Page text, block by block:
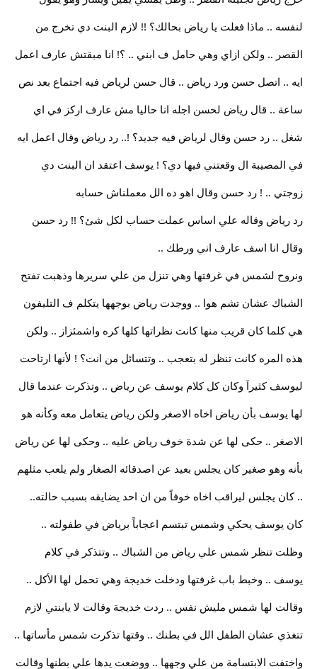
لنفسه .. ماذا فعلت يا رياض بحالك؟ !! لازم البنت دي تخرج من
القصر .. ولكن ازاي وهي حامل ف ابني .. ؟! انا مبقتش عارف اعمل
ايه .. اتصل حسن ورد رياض .. قال حسن لرياض فيه اجتماع بعد نص
ساعة .. قال رياض لحسن اجله انا حاليا مش عارف اركز في اي
شغل .. رد حسن وقال لرياض فيه جديد؟ !.. رد رياض وقال اعمل ايه
في المصيبة ال وقعتني فيها دي؟ ! يوسف اعتقد ان البنت دي
زوجتي .. ! رد حسن وقال اهو ده الل معملناش حسابه
رد رياض وقاله علي اساس عملت حساب لكل شئ؟ !! رد حسن
وقال انا اسف عارف اني ورطك ..
ونروح لشمس في غرفتها وهي تنزل من علي سريرها وذهبت تفتح
الشباك عشان تشم هوا .. ووجدت رياض بوجهها يتكلم ف التليفون
هي كلما كان قريب منها كانت نظراتها كلها كره واشمئزاز .. ولكن
هذه المره كانت تنظر له بتعجب .. وتتسائل من انت؟ ! لأنها ارتاحت
ليوسف كثيراَ وكان كل كلام يوسف عن رياض .. وتذكرت عندما قال
لها يوسف بأن رياض اخاه الاصغر ولكن رياض يتعامل معه وكأنه هو
الاصغر .. حكى لها عن شدة خوف رياض عليه .. وحكى لها عن رياض
بأنه وهو صغير كان يجلس بعيد عن اصدقائه الصغار ولم يلعب مثلهم
.. كان يجلس ليراقب اخاه خوفاً من ان احد يضايقه بسبب حالته..
كان يوسف يحكي وشمس تبتسم اعجاباً برياض في طفولته ..
وظلت تنظر شمس علي رياض من الشباك .. وتتذكر في كلام
يوسف .. وخبط باب غرفتها ودخلت خديجة وهي تحمل لها الأكل ..
وقالت لها شمس مليش نفس .. ردت خديجة وقالت لا يابنتي لازم
تتغذي عشان الطفل الل في بطنك .. وقتها تذكرت شمس مأساتها ..
واختفت الابتسامة من علي وجهها .. ووضعت يدها علي بطنها وقالت